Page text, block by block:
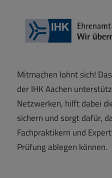
Mitmachen lohnt sich!
der IHK Aachen
Netzwerken, hilft dabei
sichern und sorgt dafür,
Fachpraktikern und
Prüfung ablegen können.